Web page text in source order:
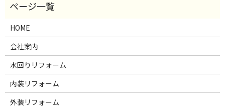
HOME
会社案内
水回りリフォーム
内装リフォーム
外装リフォーム